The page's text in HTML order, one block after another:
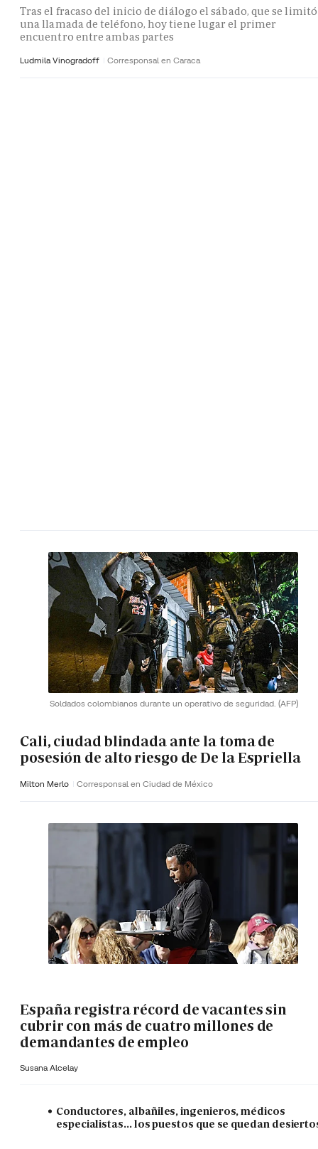
Tras el fracaso del inicio de diálogo el sábado, que se
una llamada de teléfono, hoy tiene lugar el primer
encuentro entre ambas partes
Ludmila Vinogradoff Corresponsal en Caraca
Soldados colombianos durante un operativo de seguridad. (AFP)
Cali, ciudad blindada ante la toma de
posesión de alto riesgo de De la Espriella
Milton Merlo Corresponsal en Ciudad de México
España registra récord de vacantes sin
cubrir con más de cuatro millones de
demandantes de empleo
Susana Alcelay
Conductores, albañiles, ingenieros, médicos
especialistas... los puestos que se quedan